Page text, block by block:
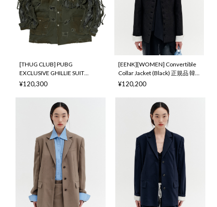
[THUG CLUB] PUBG
EXCLUSIVE GHILLIE SUIT
JACKET 正規品 韓国ブランド 韓
ョン サグクラブ 日本 店舗
THUGCLUB
¥120,300
[EENK][WOMEN] Convertible
Collar Jacket (Black) 正規品 韓
国ブランド 韓国通販 韓国代行
店舗
¥120,200